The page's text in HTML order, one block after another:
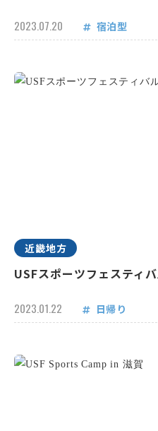
2023.07.20 宿泊型
近畿地方
USFスポーツフェスティ
2023.01.22 日帰り